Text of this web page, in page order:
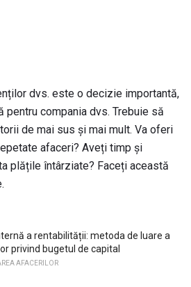
dvs. este o decizie importantă,
pentru compania dvs. Trebuie să
de mai sus și mai mult. Va oferi
afaceri? Aveți timp și
plățile întârziate? Faceți această
a rentabilității: metoda de luare a
privind bugetul de capital
AFACERILOR